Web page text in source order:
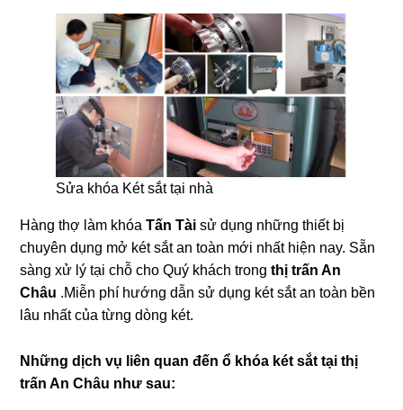
Sửa khóa Két sắt tại nhà
Hàng thợ làm khóaTấn Tài sử dụng những thiết bị
chuyên dụng mở két sắt an toàn mới nhất hiện nay. Sẵn
sàng xử lý tại chỗ cho Quý khách trongthị trấn An
Châu .Miễn phí hướng dẫn sử dụng két sắt an toàn bền
lâu nhất của từng dòng két.
Những dịch vụ liên quan đến ổ khóa két sắt tại thị
trấn An Châu như sau: